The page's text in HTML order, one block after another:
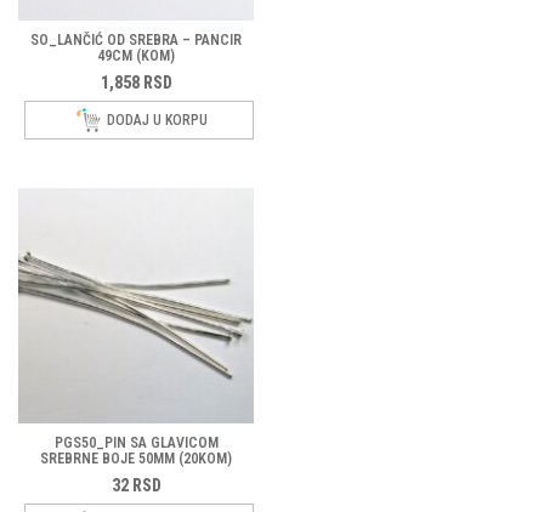
SO_LANČIĆ OD SREBRA – PANCIR
49CM (KOM)
1,858 RSD
DODAJ U KORPU
PGS50_PIN SA GLAVICOM
SREBRNE BOJE 50MM (20KOM)
32 RSD